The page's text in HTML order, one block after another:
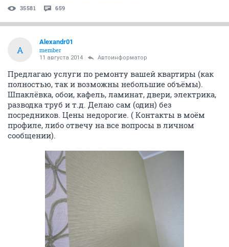
35581 659
A
Alexandr01
member
11 августа 2014 Автоинформатор
Предлагаю услуги по ремонту вашей квартиры (как
полностью, так и возможны небольшие объёмы).
Шпаклёвка, обои, кафель, ламинат, двери, электрика,
разводка труб и т.д. Делаю сам (один) без
посредников. Цены недорогие. ( Контакты в моём
профиле, либо отвечу на все вопросы в личном
сообщении).